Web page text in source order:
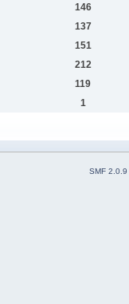
146
137
151
212
119
1
SMF 2.0.9